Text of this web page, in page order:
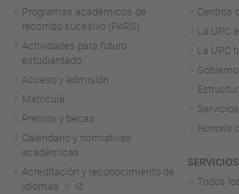
Programas académicos de
recorrido sucesivo (PARS)
Actividades para futuro
estudiantado
Acceso y admisión
Matrícula
Precios y becas
Calendario y normativas
académicas
Acreditación y reconocimiento de
idiomas
Centros
La UPC
La UPC
Honoris
Todos